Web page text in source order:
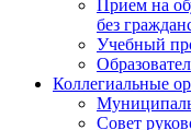
Прием на
без
Учебный
Коллегиальные
Совет